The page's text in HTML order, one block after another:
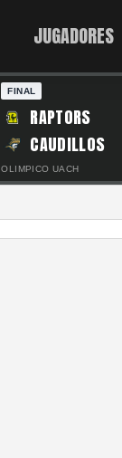
JUGADORES
FINAL
RAPTORS
CAUDILLOS
OLIMPICO UACH